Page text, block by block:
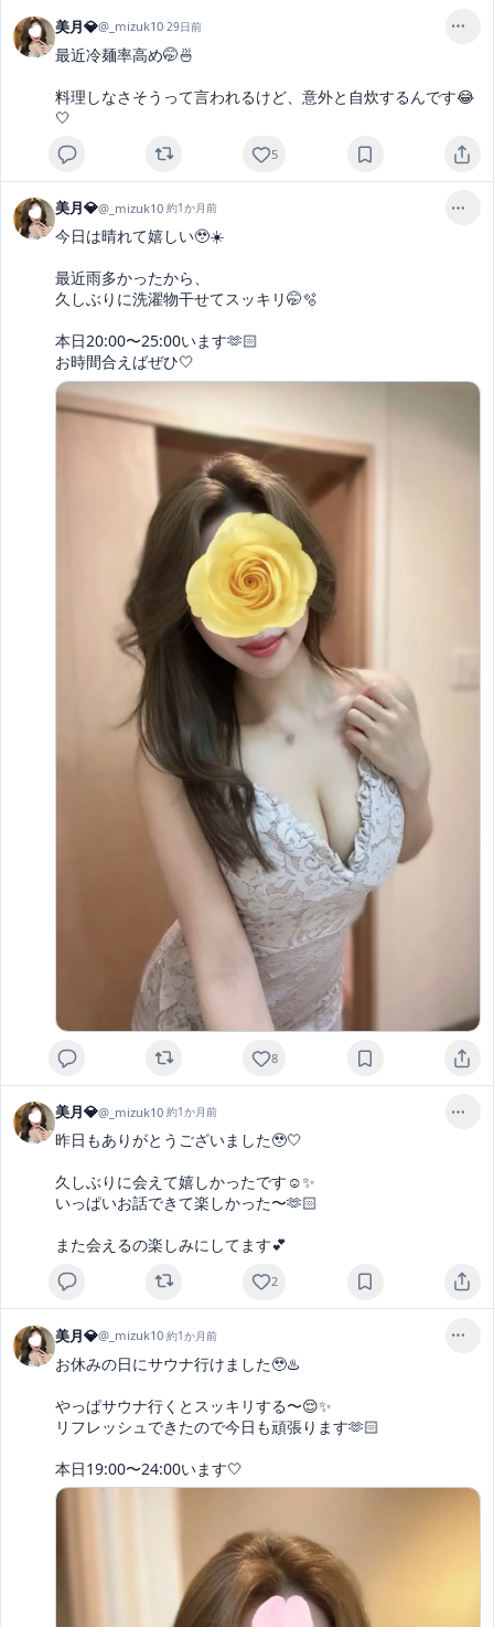
美月💎@_mizuk10·29日前
最近冷麺率高め🤭🍜
料理しなさそうって言われるけど、意外と自炊するんです😂
🤍
5
美月💎@_mizuk10·約1か月前
今日は晴れて嬉しい🥹☀️
最近雨多かったから、
久しぶりに洗濯物干せてスッキリ🤭🫧
本日20:00〜25:00います🫶🏻
お時間合えばぜひ🤍
8
美月💎@_mizuk10·約1か月前
昨日もありがとうございました🥹🤍
久しぶりに会えて嬉しかったです☺️✨
いっぱいお話できて楽しかった〜🫶🏻
また会えるの楽しみにしてます💕
2
美月💎@_mizuk10·約1か月前
お休みの日にサウナ行けました🥹♨️
やっぱサウナ行くとスッキリする〜😌✨
リフレッシュできたので今日も頑張ります🫶🏻
本日19:00〜24:00います🤍